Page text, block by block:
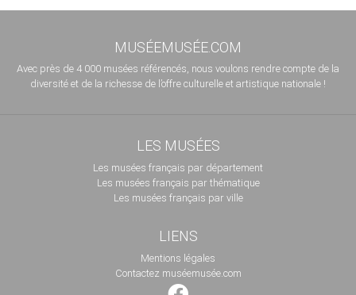
MUSÉEMUSÉE.COM
Avec près de 4 000 musées référencés, nous voulons rendre compte de la
diversité et de la richesse de l’offre culturelle et artistique nationale !
LES MUSÉES
Les musées français par département
Les musées français par thématique
Les musées français par ville
LIENS
Mentions légales
Contactez muséemusée.com